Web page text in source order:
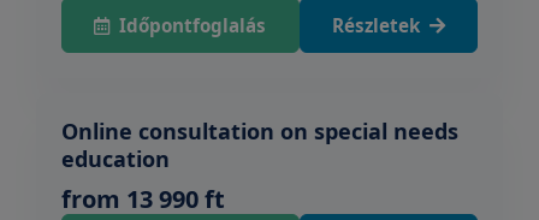
Időpontfoglalás Részletek
Online consultation on special needs
education
from 13 990 ft